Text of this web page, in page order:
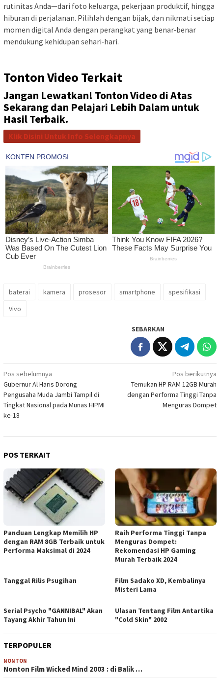
rutinitas Anda—dari foto keluarga, pekerjaan produktif, hingga
hiburan di perjalanan. Pilihlah dengan bijak, dan nikmati setiap
momen digital Anda dengan perangkat yang benar‑benar
mendukung kehidupan sehari‑hari.
Tonton Video Terkait
Jangan Lewatkan! Tonton Video di Atas
Sekarang dan Pelajari Lebih Dalam untuk
Hasil Terbaik.
Klik Disini Untuk Info Selengkapnya
baterai kamera prosesor smartphone
spesifikasi
Vivo
SEBARKAN
Navigasi
pos
Pos sebelumnya
Gubernur Al Haris Dorong
Pengusaha Muda Jambi Tampil di
Tingkat Nasional pada Munas HIPMI
ke-18
Pos berikutnya
Temukan HP RAM 12GB Murah
dengan Performa Tinggi Tanpa
Menguras Dompet
POS TERKAIT
Panduan Lengkap Memilih HP
dengan RAM 8GB Terbaik untuk
Performa Maksimal di 2024
Raih Performa Tinggi Tanpa
Menguras Dompet:
Rekomendasi HP Gaming
Murah Terbaik 2024
Tanggal Rilis Psugihan
Film Sadako XD, Kembalinya
Misteri Lama
Serial Psycho "GANNIBAL" Akan
Tayang Akhir Tahun Ini
Ulasan Tentang Film Antartika
"Cold Skin" 2002
TERPOPULER
NONTON
Nonton Film Wicked Mind 2003 : di Balik …